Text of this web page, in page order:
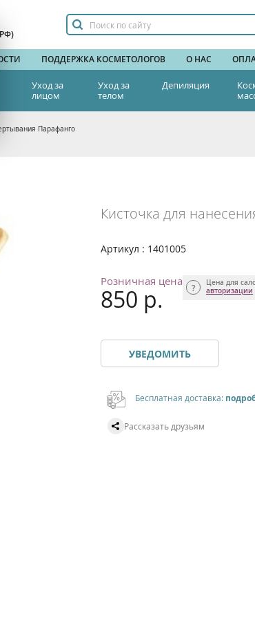
ПОДДЕРЖКА КОСМЕТОЛОГОВ О НАС
Уход за
лицом
Уход за
телом
Депиляция
Парафанго
Кисточка для
Артикул : 1401005
Розничная цена
850 р.
Цена для
авторизации
УВЕДОМИТЬ
Бесплатная доставка:
Рассказать друзьям